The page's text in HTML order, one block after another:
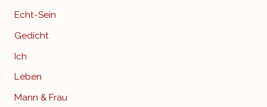
Echt-Sein
Gedicht
Ich
Leben
Mann & Frau